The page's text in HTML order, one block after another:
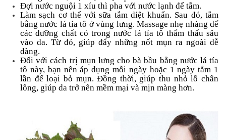
Đợi nước nguội 1 xíu thì pha với nước lạnh để tắm.
Làm sạch cơ thể với sữa tắm diệt khuẩn. Sau đó, tắm
bằng nước lá tía tô ở vùng lưng. Massage nhẹ nhàng để
các dưỡng chất có trong nước lá tía tô thẩm thấu sâu
vào da. Từ đó, giúp đẩy những nốt mụn ra ngoài dễ
dàng.
Đối với cách trị mụn lưng cho bà bầu bằng nước lá tía
tô này, bạn nên áp dụng mỗi ngày hoặc 1 ngày tắm 1
lần để loại bỏ mụn. Đồng thời, giúp thu nhỏ lỗ chân
lông, giúp da trở nên mềm mại và mịn màng hơn.